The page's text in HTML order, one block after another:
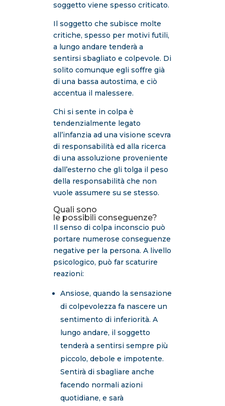
soggetto viene spesso criticato.
Il soggetto che subisce molte
critiche, spesso per motivi futili,
a lungo andare tenderà a
sentirsi sbagliato e colpevole. Di
solito comunque egli soffre già
di una bassa autostima, e ciò
accentua il malessere.
Chi si sente in colpa è
tendenzialmente legato
all’infanzia ad una visione scevra
di responsabilità ed alla ricerca
di una assoluzione proveniente
dall’esterno che gli tolga il peso
della responsabilità che non
vuole assumere su se stesso.
Quali sono
le possibili conseguenze?
Il senso di colpa inconscio può
portare numerose conseguenze
negative per la persona. A livello
psicologico, può far scaturire
reazioni:
Ansiose, quando la sensazione
di colpevolezza fa nascere un
sentimento di inferiorità. A
lungo andare, il soggetto
tenderà a sentirsi sempre più
piccolo, debole e impotente.
Sentirà di sbagliare anche
facendo normali azioni
quotidiane, e sarà